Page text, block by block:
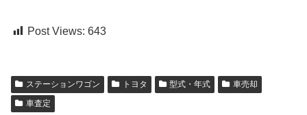
Post Views: 643
ステーションワゴン トヨタ 型式・年式
車売却
車査定